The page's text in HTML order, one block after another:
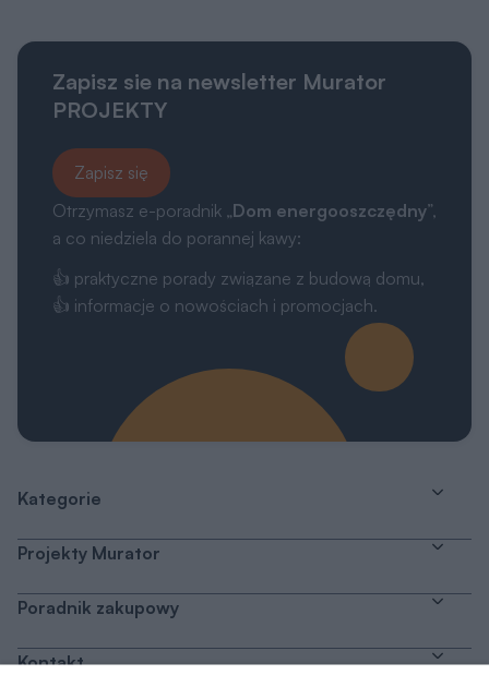
Zapisz sie na newsletter Murator
PROJEKTY
Zapisz się
Otrzymasz e-poradnik „Dom energooszczędny”,
a co niedziela do porannej kawy:
👍 praktyczne porady związane z budową domu,
👍 informacje o nowościach i promocjach.
Kategorie
Projekty Murator
Poradnik zakupowy
Kontakt